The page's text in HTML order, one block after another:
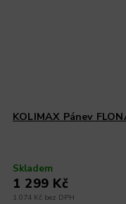
KOLIMAX Pánev
Skladem
1 074 Kč bez DPH
1 299 Kč